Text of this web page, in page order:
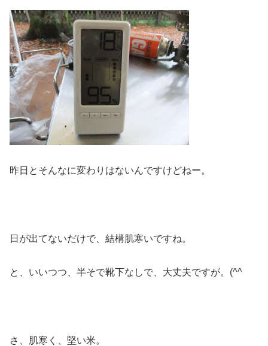
昨日とそんなに変わりはないんですけどねー。
日が出てないだけで、結構肌寒いですね。
と、いいつつ、半そで靴下なしで、大丈夫ですが。(^^ゞ
さ、肌寒く、堅い米。